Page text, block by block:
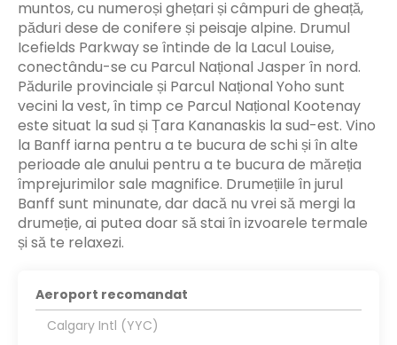
muntos, cu numeroși ghețari și câmpuri de gheață,
păduri dese de conifere și peisaje alpine. Drumul
Icefields Parkway se întinde de la Lacul Louise,
conectându-se cu Parcul Național Jasper în nord.
Pădurile provinciale și Parcul Național Yoho sunt
vecini la vest, în timp ce Parcul Național Kootenay
este situat la sud și Țara Kananaskis la sud-est. Vino
la Banff iarna pentru a te bucura de schi și în alte
perioade ale anului pentru a te bucura de măreția
împrejurimilor sale magnifice. Drumețiile în jurul
Banff sunt minunate, dar dacă nu vrei să mergi la
drumeție, ai putea doar să stai în izvoarele termale
și să te relaxezi.
Aeroport recomandat
Calgary Intl (YYC)